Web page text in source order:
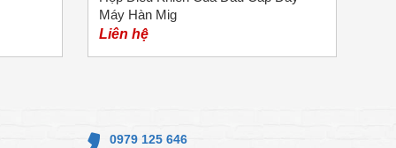
Máy Hàn Mig
Liên hệ
0979 125 646